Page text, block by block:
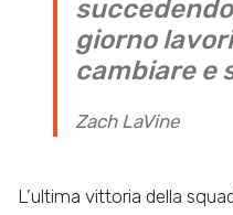
giorno
cambiare e
Zach LaVine
L’ultima vittoria della